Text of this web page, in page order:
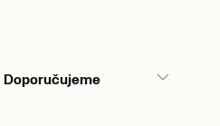
Doporučujeme